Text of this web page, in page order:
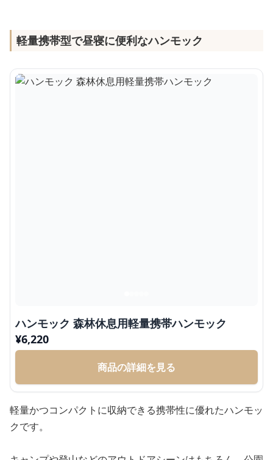
軽量携帯型で昼寝に便利なハンモック
ハンモック 森林休息用軽量携帯ハンモック
¥6,220
商品の詳細を見る
軽量かつコンパクトに収納できる携帯性に優れたハンモッ
クです。